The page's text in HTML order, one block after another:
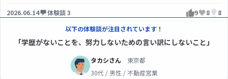
2026.06.14 体験談 3 9 8
8
以下の体験談が注目されています！
「学歴がないことを、努力しないための言い訳にしないこと」
タカシさん
東京都
30代 / 男性 / 不動産営業